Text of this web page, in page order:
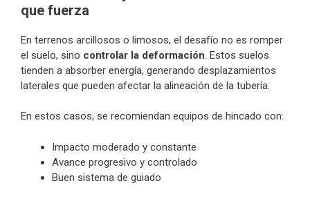
que fuerza
En terrenos arcillosos o limosos, el desafío no es romper
el suelo, sino controlar la deformación . Estos suelos
tienden a absorber energía, generando desplazamientos
laterales que pueden afectar la alineación de la tubería.
En estos casos, se recomiendan equipos de hincado con:
Impacto moderado y constante
Avance progresivo y controlado
Buen sistema de guiado